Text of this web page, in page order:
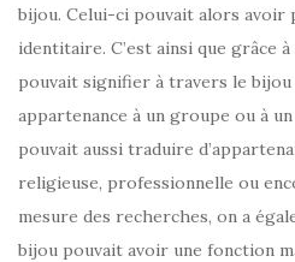
bijou. Celui-ci pouvait alors avoir
identitaire. C’est ainsi que grâce
pouvait signifier à travers le bijou
appartenance à un groupe ou à
pouvait aussi traduire
religieuse, professionnelle ou
mesure des recherches, on a
bijou pouvait avoir une fonction